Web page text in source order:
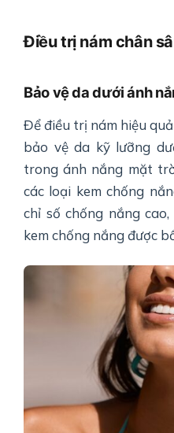
Điều trị nám chân
Bảo vệ da dưới ánh
Để điều trị nám hiệu
bảo vệ da kỹ lưỡng
trong ánh nắng mặt
các loại kem chống
chỉ số chống nắng
kem chống nắng được